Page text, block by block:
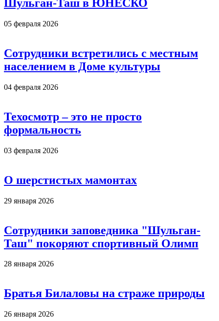
Шульган-Таш в ЮНЕСКО
05 февраля 2026
Сотрудники встретились с местным
населением в Доме культуры
04 февраля 2026
Техосмотр – это не просто
формальность
03 февраля 2026
О шерстистых мамонтах
29 января 2026
Сотрудники заповедника "Шульган-
Таш" покоряют спортивный Олимп
28 января 2026
Братья Билаловы на страже природы
26 января 2026